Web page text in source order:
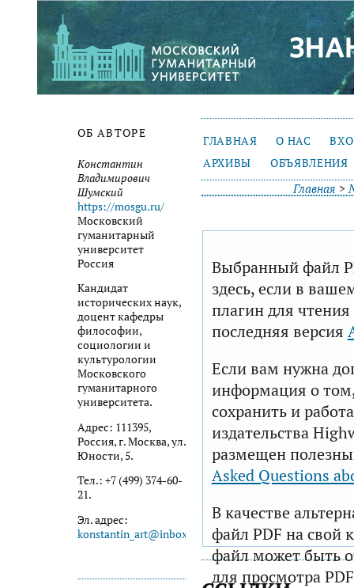
ОБ АВТОРЕ
Константин
Владимирович
Шумский
https://mosgu.ru/
Московский
гуманитарный
университет
Россия
Кандидат
исторических наук,
доцент кафедры
философии,
социологии и
культурологии
Московского
гуманитарного
университета.
Адрес: 111395,
Россия, г. Москва, ул.
Юности, 5.
Тел.: +7 (499) 374-60-
21.
Эл. адрес:
konstantin_art@inbox.ru
ГЛАВНАЯ О НАС
АРХИВЫ
ОБЪЯВЛЕНИЯ
Главная >
Выбранный файл
здесь, если в
плагин для
последняя версия
Если вам нужна
информация о том,
сохранить и
издательства
размещен
Asked Questions
В качестве
файл PDF на свой
файл может быть
для просмотра